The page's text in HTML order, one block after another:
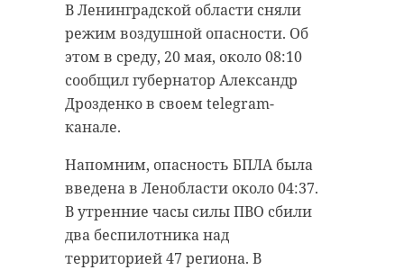
В Ленинградской области сняли
режим воздушной опасности. Об
этом в среду, 20 мая, около 08:10
сообщил губернатор Александр
Дрозденко в своем telegram-
канале.
Напомним, опасность БПЛА была
введена в Ленобласти около 04:37.
В утренние часы силы ПВО сбили
два беспилотника над
территорией 47 региона. В